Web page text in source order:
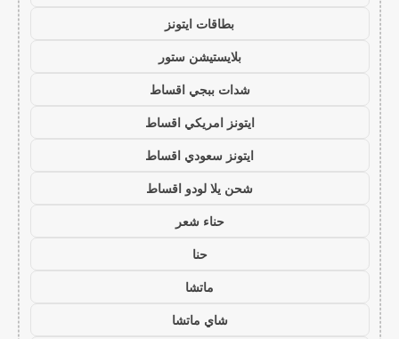
بطاقات ايتونز
بلايستيشن ستور
شدات ببجي اقساط
ايتونز امريكي اقساط
ايتونز سعودي اقساط
شحن يلا لودو اقساط
حناء شعر
حنا
ماتشا
شاي ماتشا